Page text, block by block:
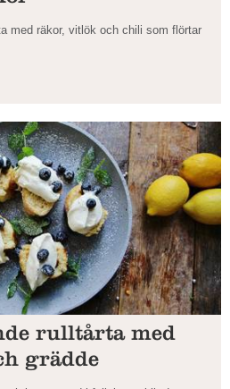
med räkor, vitlök och chili som flörtar
rulltårta med
grädde